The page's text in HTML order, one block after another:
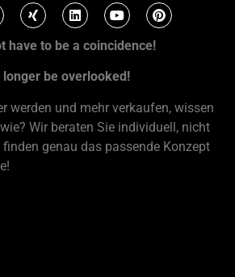
have to be a coincidence!
be overlooked!
werden und mehr verkaufen, wissen
Wir beraten Sie individuell, nicht
genau das passende Konzept